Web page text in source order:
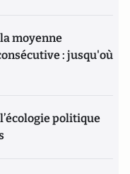
moyenne
: jusqu'où
politique